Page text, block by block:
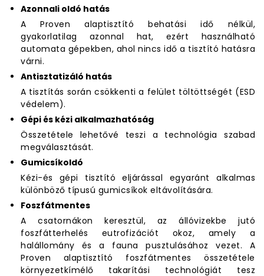
Azonnali oldó hatás
A Proven alaptisztító behatási idő nélkül,
gyakorlatilag azonnal hat, ezért használható
automata gépekben, ahol nincs idő a tisztító hatásra
várni.
Antisztatizáló hatás
A tisztítás során csökkenti a felület töltöttségét (ESD
védelem).
Gépi és kézi alkalmazhatóság
Összetétele lehetővé teszi a technológia szabad
megválasztását.
Gumicsíkoldó
Kézi-és gépi tisztító eljárással egyaránt alkalmas
különböző típusú gumicsíkok eltávolítására.
Foszfátmentes
A csatornákon keresztül, az állóvizekbe jutó
foszfátterhelés eutrofizációt okoz, amely a
halállomány és a fauna pusztulásához vezet. A
Proven alaptisztító foszfátmentes összetétele
környezetkímélő takarítási technológiát tesz